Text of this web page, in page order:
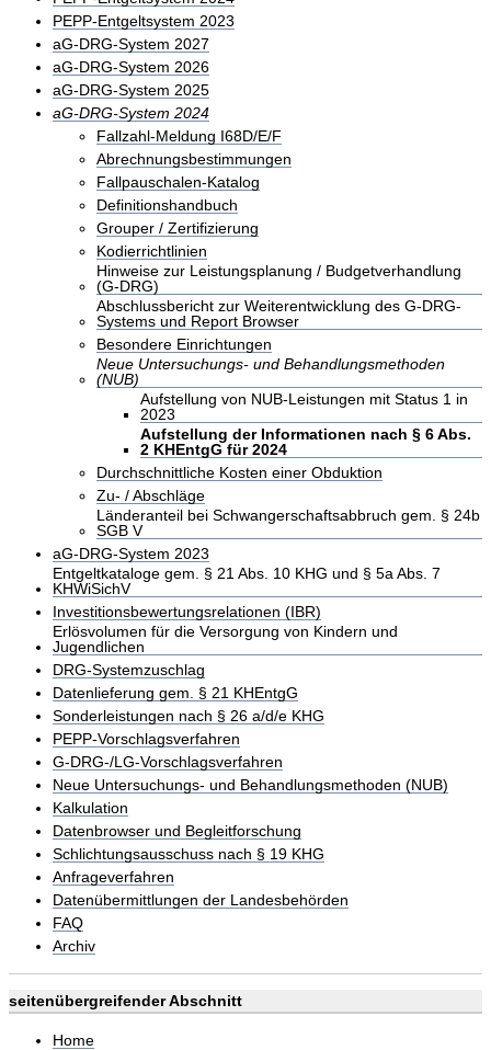
PEPP-Entgeltsystem 2023
aG-DRG-System 2027
aG-DRG-System 2026
aG-DRG-System 2025
aG-DRG-System 2024
Fallzahl-Meldung I68D/E/F
Abrechnungsbestimmungen
Fallpauschalen-Katalog
Definitionshandbuch
Grouper / Zertifizierung
Kodierrichtlinien
Hinweise zur Leistungsplanung / Budgetverhandlung
(G-DRG)
Abschlussbericht zur Weiterentwicklung des G-DRG-
Systems und Report Browser
Besondere Einrichtungen
Neue Untersuchungs- und Behandlungsmethoden
(NUB)
Aufstellung von NUB-Leistungen mit Status 1 in
2023
Aufstellung der Informationen nach § 6 Abs.
2 KHEntgG für 2024
Durchschnittliche Kosten einer Obduktion
Zu- / Abschläge
Länderanteil bei Schwangerschaftsabbruch gem. § 24b
SGB V
aG-DRG-System 2023
Entgeltkataloge gem. § 21 Abs. 10 KHG und § 5a Abs. 7
KHWiSichV
Investitionsbewertungsrelationen (IBR)
Erlösvolumen für die Versorgung von Kindern und
Jugendlichen
DRG-Systemzuschlag
Datenlieferung gem. § 21 KHEntgG
Sonderleistungen nach § 26 a/d/e KHG
PEPP-Vorschlagsverfahren
G-DRG-/LG-Vorschlagsverfahren
Neue Untersuchungs- und Behandlungsmethoden (NUB)
Kalkulation
Datenbrowser und Begleitforschung
Schlichtungsausschuss nach § 19 KHG
Anfrageverfahren
Datenübermittlungen der Landesbehörden
FAQ
Archiv
seitenübergreifender Abschnitt
Home